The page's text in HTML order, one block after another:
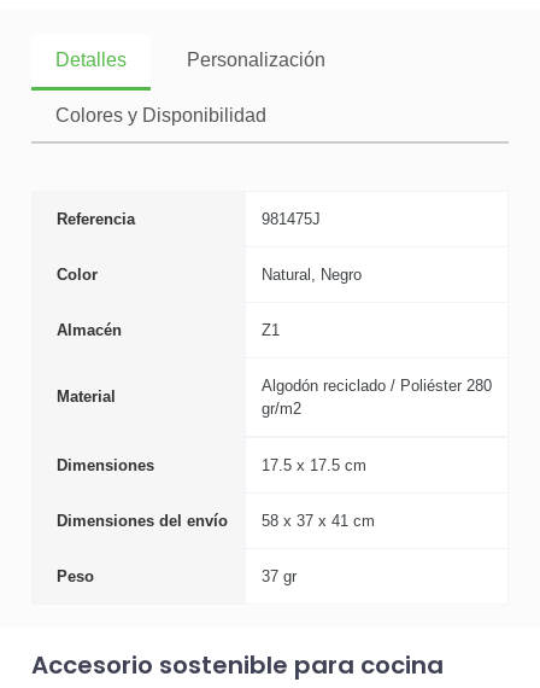
Detalles Personalización
Colores y Disponibilidad
Referencia 981475J
Color Natural, Negro
Almacén Z1
Material
Algodón reciclado / Poliéster 280
gr/m2
Dimensiones 17.5 x 17.5 cm
Dimensiones del envío 58 x 37 x 41 cm
Peso 37 gr
Accesorio sostenible para cocina